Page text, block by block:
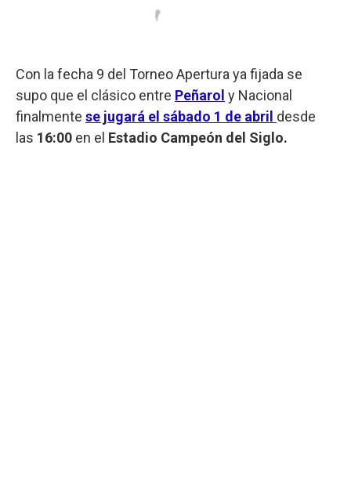
Con la fecha 9 del Torneo Apertura ya fijada se
supo que el clásico entre Peñarol y Nacional
finalmente se jugará el sábado 1 de abril desde
las 16:00 en el Estadio Campeón del Siglo.